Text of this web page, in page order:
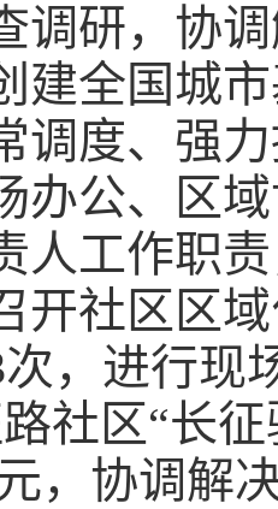
调研，协
建全国城
调度、强
办公、区
人工作职
开社区区
，进行现
社区“长
，协调解